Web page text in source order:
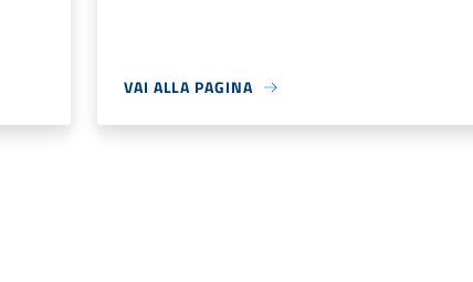
VAI ALLA PAGINA